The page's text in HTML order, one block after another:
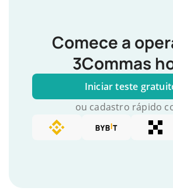
Comece a
3Commas
Iniciar teste
ou cadastro rápido